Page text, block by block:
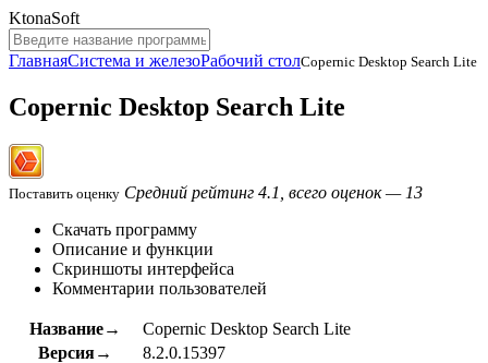
KtonaSoft
ГлавнаяСистема и железоРабочий столCopernic Desktop Search Lite
Copernic Desktop Search Lite
Поставить оценку Средний рейтинг 4.1, всего оценок — 13
Скачать программу
Описание и функции
Скриншоты интерфейса
Комментарии пользователей
Название→
Copernic Desktop Search Lite
Версия→
8.2.0.15397